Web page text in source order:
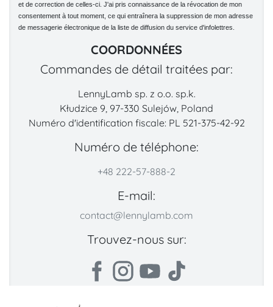
et de correction de celles-ci. J'ai pris connaissance de la révocation de mon
consentement à tout moment, ce qui entraînera la suppression de mon adresse
de messagerie électronique de la liste de diffusion du service d'infolettres.
COORDONNÉES
Commandes de détail traitées par:
LennyLamb sp. z o.o. sp.k.
Kłudzice 9, 97-330 Sulejów, Poland
Numéro d'identification fiscale: PL 521-375-42-92
Numéro de téléphone:
+48 222-57-888-2
E-mail:
contact@lennylamb.com
Trouvez-nous sur: